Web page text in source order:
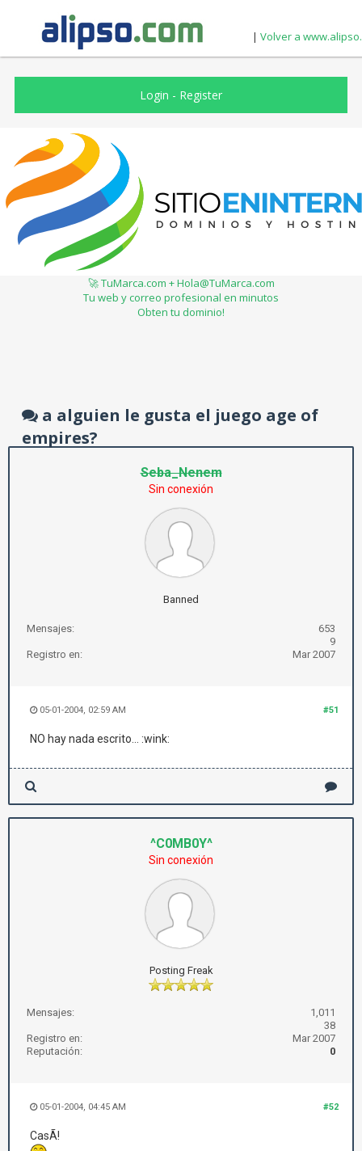
| Volver a
Login - Register
🚀 TuMarca.com + Hola@TuMarca.com
Tu web y correo profesional en minutos
Obten tu dominio!
a alguien le gusta el juego age of
empires?
Seba_Nenem
Sin conexión
Banned
Mensajes:
653
9
Registro en:
Mar 2007
#51
05-01-2004, 02:59 AM
NO hay nada escrito... :wink:
^C0MB0Y^
Sin conexión
Posting Freak
Mensajes:
1,011
38
Registro en:
Mar 2007
Reputación:
0
#52
05-01-2004, 04:45 AM
CasÃ­!